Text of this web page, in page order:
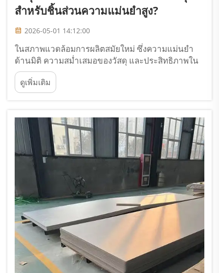
สำหรับชิ้นส่วนความแม่นยำสูง?
2026-05-01 14:12:00
ในสภาพแวดล้อมการผลิตสมัยใหม่ ซึ่งความแม่นยำ
ด้านมิติ ความสม่ำเสมอของวัสดุ และประสิทธิภาพใน
การใช้งานระยะยาวถือเป็นสิ่งที่ไม่อาจต่อรองได้ การ
เลือกวัสดุดิบจึงกลายเป็นการตัดสินใจเชิงกลยุทธ์ที่
สำคัญยิ่ง วิศวกรและผู้เชี่ยวชาญด้านการจัดซื้อที่ได้รับ
ดูเพิ่มเติม